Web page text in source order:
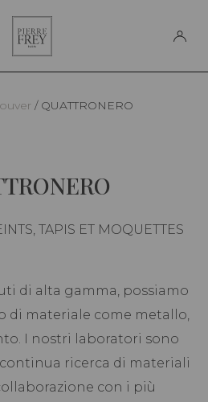
Frey
QUATTRONERO
TAPIS ET MOQUETTES
di alta gamma, possiamo
di materiale come metallo,
I nostri laboratori sono
ricerca di materiali
con i più